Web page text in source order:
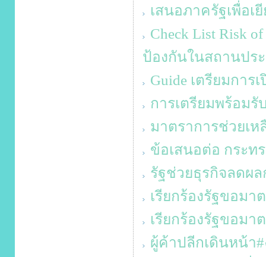
เสนอภาครัฐเพื่อเ
Check List Risk
ป้องกันในสถานปร
Guide เตรียมการ
การเตรียมพร้อมรั
มาตราการช่วยเ
ข้อเสนอต่อ กระท
รัฐช่วยธุรกิจลดผ
เรียกร้องรัฐขอมา
เรียกร้องรัฐขอมา
ผู้ค้าปลีกเดินหน้า